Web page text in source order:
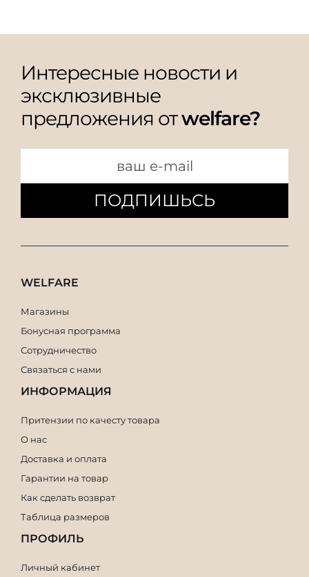
Интересные новости и
эксклюзивные
предложения отwelfare?
ПОДПИШЬСЬ
WELFARE
Магазины
Бонусная программа
Сотрудничество
Связаться с нами
ИНФОРМАЦИЯ
Притензии по качесту товара
О нас
Доставка и оплата
Гарантии на товар
Как сделать возврат
Таблица размеров
ПРОФИЛЬ
Личный кабинет